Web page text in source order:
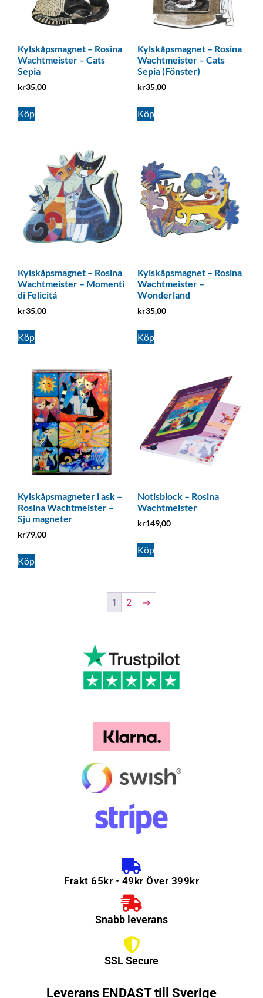
Kylskåpsmagnet – Rosina
Wachtmeister – Cats
Sepia
kr35,00
Köp
Kylskåpsmagnet – Rosina
Wachtmeister – Cats
Sepia (Fönster)
kr35,00
Köp
Kylskåpsmagnet – Rosina
Wachtmeister – Momenti
di Felicitá
kr35,00
Köp
Kylskåpsmagnet – Rosina
Wachtmeister –
Wonderland
kr35,00
Köp
Kylskåpsmagneter i ask –
Rosina Wachtmeister –
Sju magneter
kr79,00
Köp
Notisblock – Rosina
Wachtmeister
kr149,00
Köp
1 2 →
Frakt 65kr • 49kr Över 399kr
Snabb leverans
SSL Secure
Leverans ENDAST till Sverige